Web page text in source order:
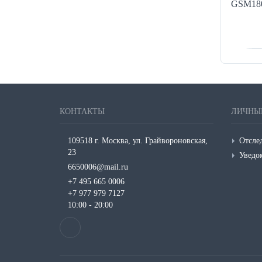
КОНТАКТЫ
109518 г. Москва, ул. Грайвороновская,
23
6650006@mail.ru
+7 495 665 0006
+7 977 979 7127
10:00 - 20:00